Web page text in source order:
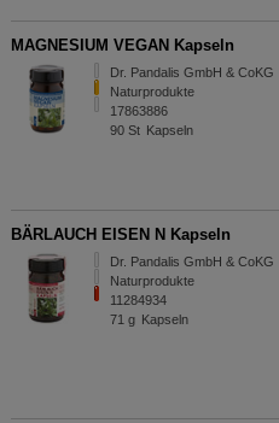
MAGNESIUM VEGAN Kapseln
Dr. Pandalis GmbH & CoKG
Naturprodukte
17863886
90 St Kapseln
BÄRLAUCH EISEN N Kapseln
Dr. Pandalis GmbH & CoKG
Naturprodukte
11284934
71 g Kapseln